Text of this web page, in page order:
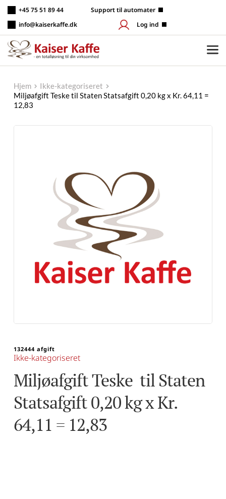
indhold
+45 75 51 89 44
info@kaiserkaffe.dk
Support til automater
Log ind
Hjem
Ikke-kategoriseret
Miljøafgift Teske til Staten Statsafgift 0,20 kg x Kr. 64,11 =
12,83
132444 afgift
Ikke-kategoriseret
Miljøafgift Teske  til Staten
Statsafgift 0,20 kg x Kr.
64,11 = 12,83